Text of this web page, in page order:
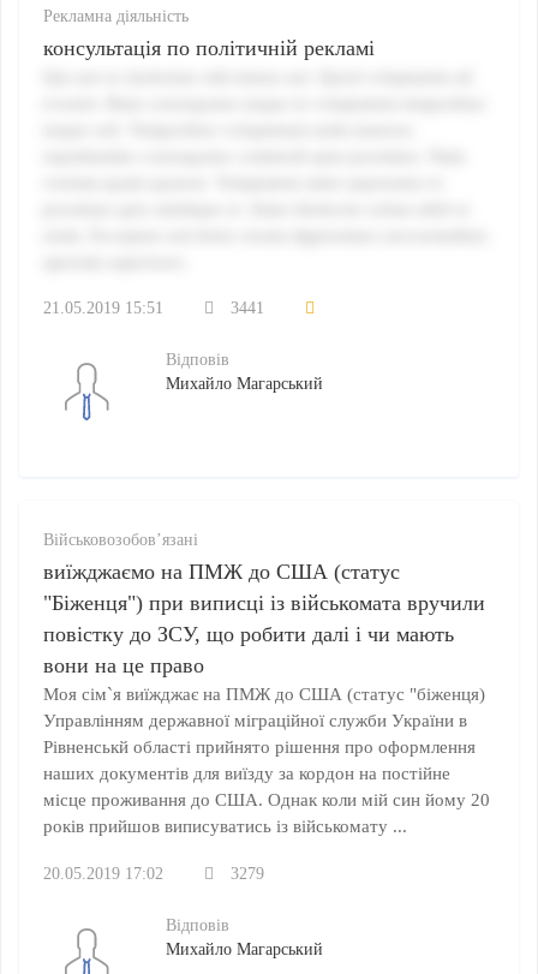
Рекламна діяльність
консультація по політичній рекламі
21.05.2019 15:51 3441
Відповів
Михайло Магарський
Військовозобов’язані
виїжджаємо на ПМЖ до США (статус
"Біженця") при виписці із військомата вручили
повістку до ЗСУ, що робити далі і чи мають
вони на це право
Моя сім`я виїжджає на ПМЖ до США (статус "біженця)
Управлінням державної міграційної служби України в
Рівненськй області прийнято рішення про оформлення
наших документів для виїзду за кордон на постійне
місце проживання до США. Однак коли мій син йому 20
років прийшов виписуватись із військомату ...
20.05.2019 17:02 3279
Відповів
Михайло Магарський